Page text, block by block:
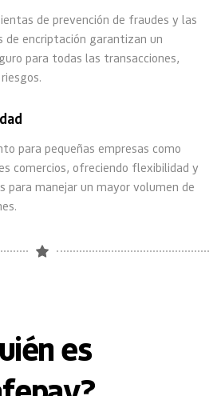
de prevención de fraudes y las
de encriptación garantizan un
para todas las transacciones,
para pequeñas empresas como
comercios, ofreciendo flexibilidad y
para manejar un mayor volumen de
es